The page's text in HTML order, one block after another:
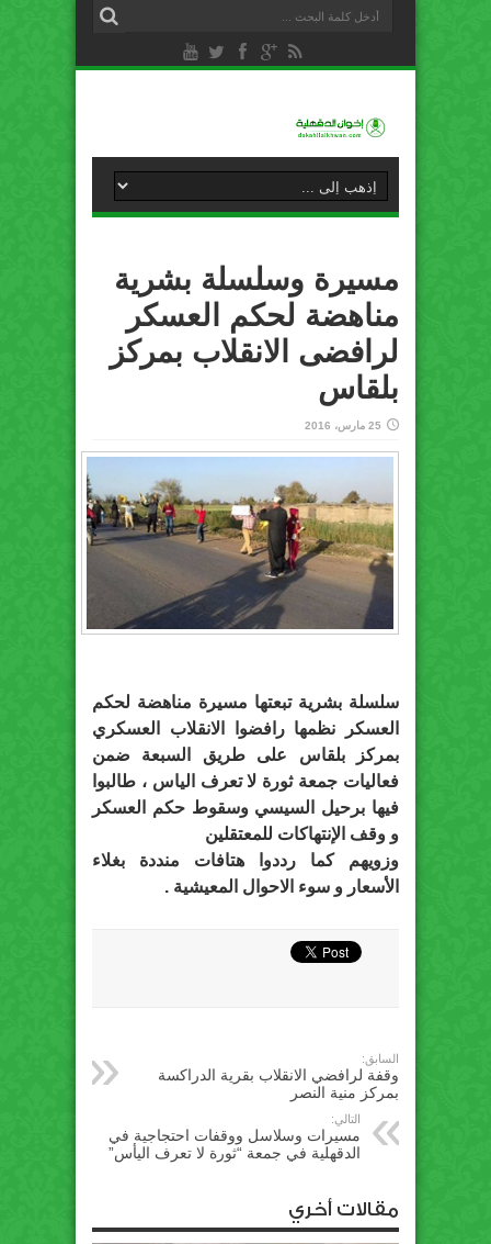
مسيرة وسلسلة بشرية
مناهضة لحكم العسكر
لرافضى الانقلاب بمركز
بلقاس
25 مارس، 2016
سلسلة بشرية تبعتها مسيرة مناهضة لحكم
العسكر نظمها رافضوا الانقلاب العسكري
بمركز بلقاس على طريق السبعة ضمن
فعاليات جمعة ثورة لا تعرف الياس ، طالبوا
فيها برحيل السيسي وسقوط حكم العسكر
و وقف الإنتهاكات للمعتقلين
وزويهم كما رددوا هتافات منددة بغلاء
الأسعار و سوء الاحوال المعيشية .
السابق:
وقفة لرافضي الانقلاب بقرية ‫‏الدراكسة‬
بمركز منية النصر
التالي:
مسيرات وسلاسل ووقفات احتجاجية في
الدقهلية في جمعة “ثورة لا تعرف اليأس”
مقالات أخري